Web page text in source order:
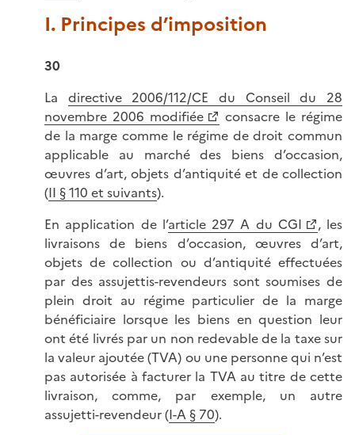
I. Principes d’imposition
30
La directive 2006/112/CE du Conseil du 28
novembre 2006 modifiée
consacre le régime
de la marge comme le régime de droit commun
applicable au marché des biens d’occasion,
œuvres d’art, objets d’antiquité et de collection
(II § 110 et suivants).
En application de l’article 297 A du CGI
, les
livraisons de biens d’occasion, œuvres d’art,
objets de collection ou d’antiquité effectuées
par des assujettis-revendeurs sont soumises de
plein droit au régime particulier de la marge
bénéficiaire lorsque les biens en question leur
ont été livrés par un non redevable de la taxe sur
la valeur ajoutée (TVA) ou une personne qui n’est
pas autorisée à facturer la TVA au titre de cette
livraison, comme, par exemple, un autre
assujetti-revendeur (I-A § 70).